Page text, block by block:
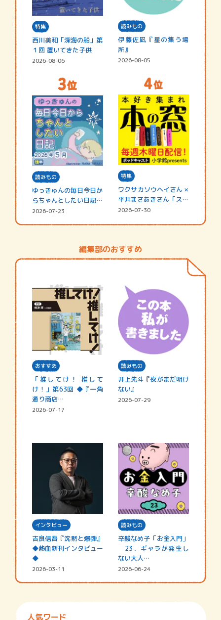
特集
西川美和「深海の船」第
１回 置いてきた子供
2026-08-06
読みもの
伊藤佐凪『星の集う場
所』
2026-08-05
読みもの
ゆっきゅんの毎日今日か
らちゃんとしたい日記
☆202…
2026-07-23
特集
ワクサカソウヘイさん ×
平井まさあきさん「スペ
シャ…
2026-07-30
編集部のおすすめ
おすすめ
「推してけ！ 推して
け！」第63回 ◆『一角
通り商店…
2026-07-17
読みもの
井上先斗『夜がまだ明け
ない』
2026-07-29
インタビュー
吉良信吾『沈黙と爆弾』
◆熱血新刊インタビュー
◆
2026-03-11
読みもの
辛酸なめ子「お金入門」
23．ギャラが発生し
ない大人…
2026-06-24
人気ワード